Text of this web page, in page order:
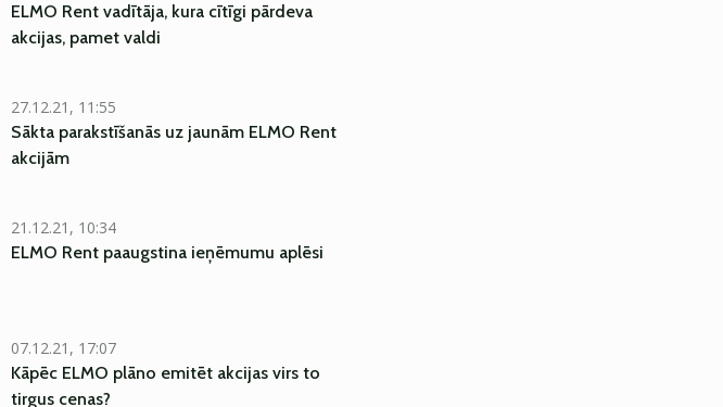
ELMO Rent vadītāja, kura cītīgi pārdeva
akcijas, pamet valdi
27.12.21, 11:55
Sākta parakstīšanās uz jaunām ELMO Rent
akcijām
21.12.21, 10:34
ELMO Rent paaugstina ieņēmumu aplēsi
07.12.21, 17:07
Kāpēc ELMO plāno emitēt akcijas virs to
tirgus cenas?